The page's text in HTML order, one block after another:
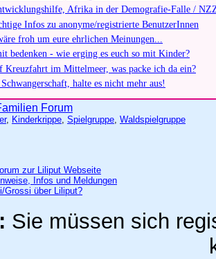
Afrika in der Demografie-Falle /
Infos zu anonyme/registrierte BenutzerInnen
froh um eure ehrlichen Meinungen...
bedenken - wie erging es euch so mit Kinder?
Kreuzfahrt im Mittelmeer, was packe ich da ein?
halte es nicht mehr aus!
, Kinderkrippe, Spielgruppe, Waldspielgruppe
zur Liliput Webseite
Infos und Meldungen
Grossi über Liliput?
Sie müssen sich